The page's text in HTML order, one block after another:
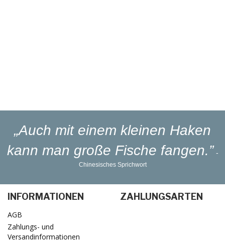
„Auch mit einem kleinen Haken
kann man große Fische fangen.” -
Chinesisches Sprichwort
INFORMATIONEN
AGB
Zahlungs- und
Versandinformationen
ZAHLUNGSARTEN